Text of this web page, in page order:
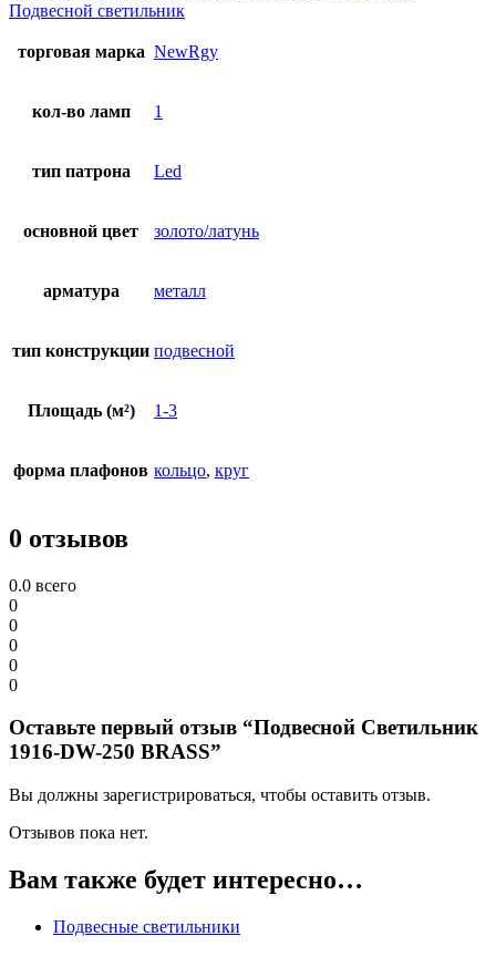
Подвесной светильник
торговая марка NewRgy
кол-во ламп 1
тип патрона Led
основной цвет золото/латунь
арматура металл
тип конструкции подвесной
Площадь (м²) 1-3
форма плафонов кольцо, круг
0 отзывов
0.0 всего
0
0
0
0
0
Оставьте первый отзыв “Подвесной Светильник
1916-DW-250 BRASS”
Вы должны зарегистрироваться, чтобы оставить отзыв.
Отзывов пока нет.
Вам также будет интересно…
Подвесные светильники